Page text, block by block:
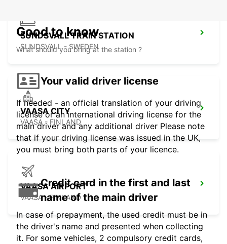
SUNDSVALL TRAIN STATION
SUNDSVALL - SWEDEN
VAASA CITY
VAASA - FINLAND
VAASA AIRPORT
VAASA - FINLAND
Good to know
What should you bring at the station ?
Your valid driver license
If needed - an official translation of your driving
license or an international driving license for the
main driver and any additional driver Please note
that if your driving license was issued in the UK,
you must bring both parts of your licence.
Credit card in the first and last
name of the main driver
In case of prepayment, the used credit must be in
the driver's name and presented when collecting
it. For some vehicles, 2 compulsory credit cards,